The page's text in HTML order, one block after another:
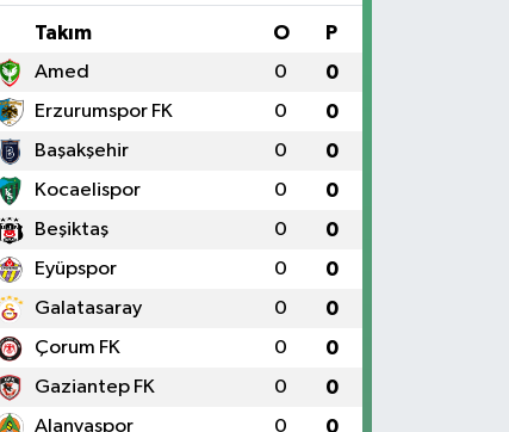
Takım O P
Amed 0 0
Erzurumspor FK 0 0
Başakşehir 0 0
Kocaelispor 0 0
Beşiktaş 0 0
Eyüpspor 0 0
Galatasaray 0 0
Çorum FK 0 0
Gaziantep FK 0 0
Alanyaspor 0 0